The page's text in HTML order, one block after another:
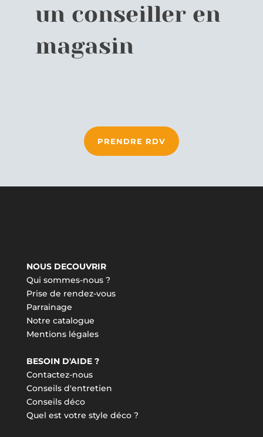
un conseiller en
magasin
PRENDRE RDV
NOUS DECOUVRIR
Qui sommes-nous ?
Prise de rendez-vous
Parrainage
Notre catalogue
Mentions légales
BESOIN D'AIDE ?
Contactez-nous
Conseils d'entretien
Conseils déco
Quel est votre style déco ?